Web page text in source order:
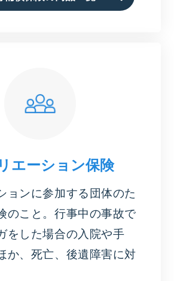
エーション保険
ョンに参加する団体のた
のこと。行事中の事故で
をした場合の入院や手
か、死亡、後遺障害に対